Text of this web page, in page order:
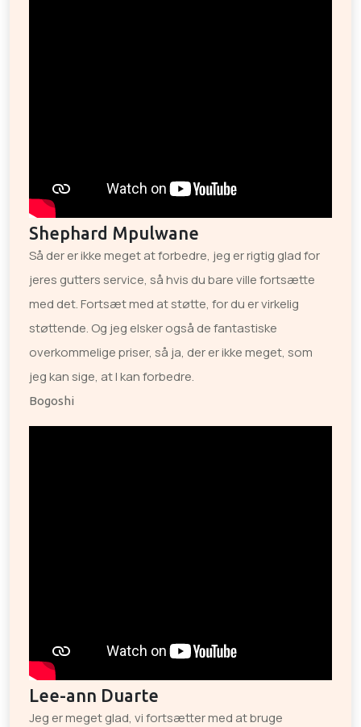
Shephard Mpulwane
Så der er ikke meget at forbedre, jeg er rigtig glad for
jeres gutters service, så hvis du bare ville fortsætte
med det. Fortsæt med at støtte, for du er virkelig
støttende. Og jeg elsker også de fantastiske
overkommelige priser, så ja, der er ikke meget, som
jeg kan sige, at I kan forbedre.
Bogoshi
Lee-ann Duarte
Jeg er meget glad, vi fortsætter med at bruge